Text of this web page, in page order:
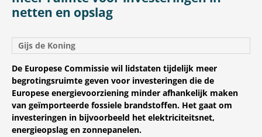
netten en opslag
Gijs de Koning
De Europese Commissie wil lidstaten tijdelijk meer
begrotingsruimte geven voor investeringen die de
Europese energievoorziening minder afhankelijk maken
van geïmporteerde fossiele brandstoffen. Het gaat om
investeringen in bijvoorbeeld het elektriciteitsnet,
energieopslag en zonnepanelen.